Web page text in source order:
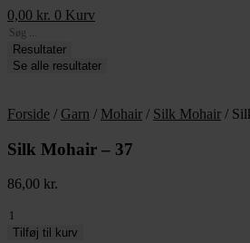
0,00 kr. 0 Kurv
Search
...Resultater
Se alle resultater
Forside / Garn / Mohair / Silk Mohair /
Silk Mohair – 37
86,00 kr.
Silk
Mohair
Tilføj til kurv